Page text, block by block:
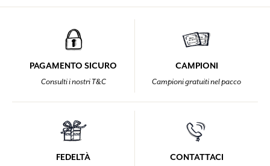
PAGAMENTO SICURO
Consulti i nostri T&C
CAMPIONI
Campioni gratuiti nel pacco
FEDELTÀ CONTATTACI